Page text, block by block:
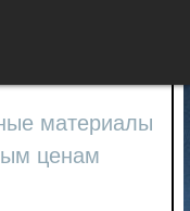
материалы
ценам